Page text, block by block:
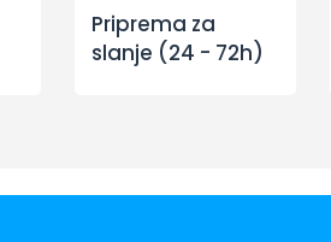
Priprema za
slanje (24 - 72h)